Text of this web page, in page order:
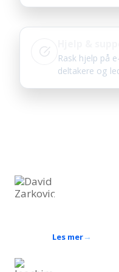
Rask hjelp på
deltakere og
Fagekspert
Les mer